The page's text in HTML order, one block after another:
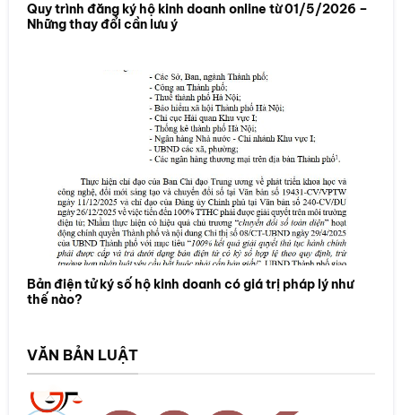
Quy trình đăng ký hộ kinh doanh online từ 01/5/2026 –
Những thay đổi cần lưu ý
Bản điện tử ký số hộ kinh doanh có giá trị pháp lý như
thế nào?
VĂN BẢN LUẬT